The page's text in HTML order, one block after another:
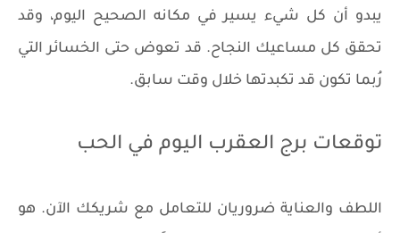
يبدو أن كل شيء يسير في مكانه الصحيح اليوم، وقد
تحقق كل مساعيك النجاح. قد تعوض حتى الخسائر التي
رُبما تكون قد تكبدتها خلال وقت سابق.
توقعات برج العقرب اليوم في الحب
اللطف والعناية ضروريان للتعامل مع شريكك الآن. هو